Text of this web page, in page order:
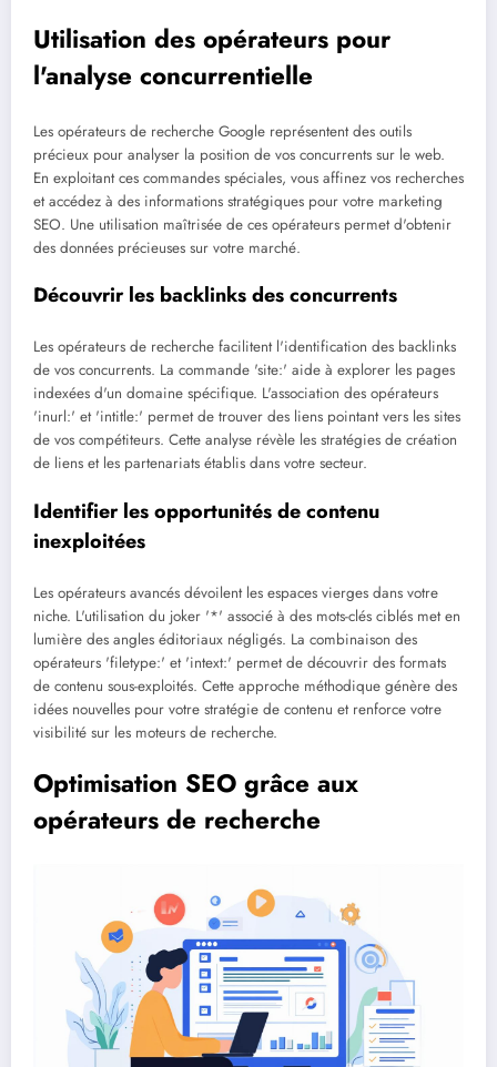
Utilisation des opérateurs pour
l'analyse concurrentielle
Les opérateurs de recherche Google représentent des outils
précieux pour analyser la position de vos concurrents sur le web.
En exploitant ces commandes spéciales, vous affinez vos recherches
et accédez à des informations stratégiques pour votre marketing
SEO. Une utilisation maîtrisée de ces opérateurs permet d'obtenir
des données précieuses sur votre marché.
Découvrir les backlinks des concurrents
Les opérateurs de recherche facilitent l'identification des backlinks
de vos concurrents. La commande 'site:' aide à explorer les pages
indexées d'un domaine spécifique. L'association des opérateurs
'inurl:' et 'intitle:' permet de trouver des liens pointant vers les sites
de vos compétiteurs. Cette analyse révèle les stratégies de création
de liens et les partenariats établis dans votre secteur.
Identifier les opportunités de contenu
inexploitées
Les opérateurs avancés dévoilent les espaces vierges dans votre
niche. L'utilisation du joker '*' associé à des mots-clés ciblés met en
lumière des angles éditoriaux négligés. La combinaison des
opérateurs 'filetype:' et 'intext:' permet de découvrir des formats
de contenu sous-exploités. Cette approche méthodique génère des
idées nouvelles pour votre stratégie de contenu et renforce votre
visibilité sur les moteurs de recherche.
Optimisation SEO grâce aux
opérateurs de recherche